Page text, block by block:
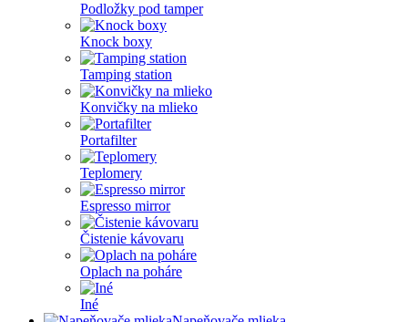
Podložky pod tamper
Knock boxy
Tamping station
Konvičky na mlieko
Portafilter
Teplomery
Espresso mirror
Čistenie kávovaru
Oplach na poháre
Iné